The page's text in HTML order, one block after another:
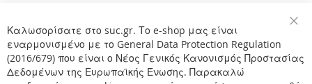
Καλωσορίσατε στο suc.gr. Το e-shop μας είναι
εναρμονισμένο με το General Data Protection Regulation
(2016/679) που είναι ο Νέος Γενικός Κανονισμός Προστασίας
Δεδομένων της Ευρωπαϊκής Ένωσης. Παρακαλώ